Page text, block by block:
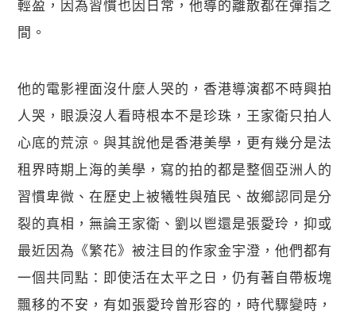
輕盈，因為習慣也因日常，他導的離散都在彈指之
間。
他的電影裡面沒什麼人哭的，香港導演都不時興拍
人哭，眼淚沒人看時根本不是珍珠，王家衛只拍人
心底的荒涼。與其說他是香港美學，更有幾分是法
租界時期上海的美學，寫的拍的都是整個亞洲人的
習慣卑微、在歷史上被犧牲與殖民、故鄉認同是分
裂的真相，無論王家衛、劉以鬯還是張愛玲，抑或
最近因為《繁花》被注目的作家金宇澄，他們都有
一個共同點：即使活在太平之日，仍有著自帶板塊
飄移的不安，有如張愛玲曾形容的，時代驟變時，